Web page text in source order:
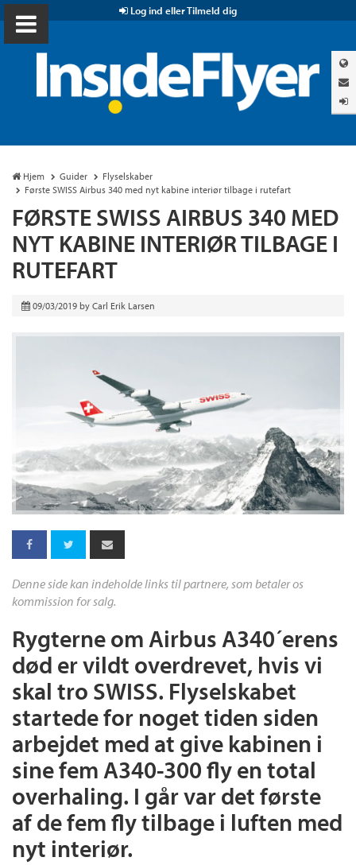
Log ind eller Tilmeld dig
Hjem Guider
Flyselskaber
Første SWISS Airbus 340 med nyt kabine interiør tilbage i rutefart
FØRSTE SWISS AIRBUS 340 MED
NYT KABINE INTERIØR TILBAGE I
RUTEFART
09/03/2019 by Carl Erik Larsen
Denne side kan indeholde links til partnere, som betaler os
kommission for salg.
Rygterne om Airbus A340´erens
død er vildt overdrevet, hvis vi
skal tro SWISS. Flyselskabet
startede for noget tiden siden
arbejdet med at give kabinen i
sine fem A340-300 fly en total
overhaling. I går var det første
af de fem fly tilbage i luften med
nyt interiør.